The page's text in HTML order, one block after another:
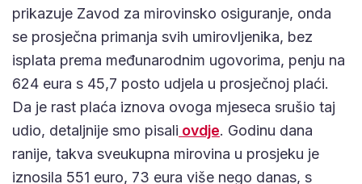
prikazuje Zavod za mirovinsko osiguranje, onda
se prosječna primanja svih umirovljenika, bez
isplata prema međunarodnim ugovorima, penju na
624 eura s 45,7 posto udjela u prosječnoj plaći.
Da je rast plaća iznova ovoga mjeseca srušio taj
udio, detaljnije smo pisali ovdje. Godinu dana
ranije, takva sveukupna mirovina u prosjeku je
iznosila 551 euro, 73 eura više nego danas, s